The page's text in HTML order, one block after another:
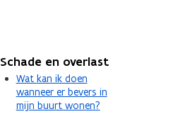
Schade en overlast
Wat kan ik doen
wanneer er bevers in
mijn buurt wonen?